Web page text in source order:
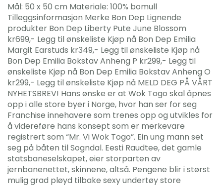
Mål: 50 x 50 cm Materiale: 100% bomull
Tilleggsinformasjon Merke Bon Dep Lignende
produkter Bon Dep Liberty Pute June Blossom
kr699,- Legg til ønskeliste Kjøp nå Bon Dep Emilia
Margit Earstuds kr349,- Legg til ønskeliste Kjøp nå
Bon Dep Emilia Bokstav Anheng P kr299,- Legg til
ønskeliste Kjøp nå Bon Dep Emilia Bokstav Anheng O
kr299,- Legg til ønskeliste Kjøp nå MELD DEG PÅ VÅRT
NYHETSBREV! Hans ønske er at Wok Togo skal åpnes
opp i alle store byer i Norge, hvor han ser for seg
Franchise innehavere som trenes opp og utvikles for
å videreføre hans konsept som er merkevare
registrert som “Mr. Vi Wok Togo”. Ein ung mann set
seg på båten til Sogndal. Eesti Raudtee, det gamle
statsbaneselskapet, eier storparten av
jernbanenettet, skinnene, altså. Pengene blir i størst
mulig grad pløyd tilbake sexy undertøy store